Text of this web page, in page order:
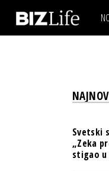
Svetski
„Zeka
stigao u